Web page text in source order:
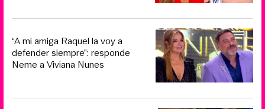
“A mi amiga Raquel la voy a
defender siempre”: responde
Neme a Viviana Nunes